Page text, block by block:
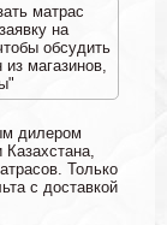
матрас
на
обсудить
магазинов,
дилером
Только
с доставкой